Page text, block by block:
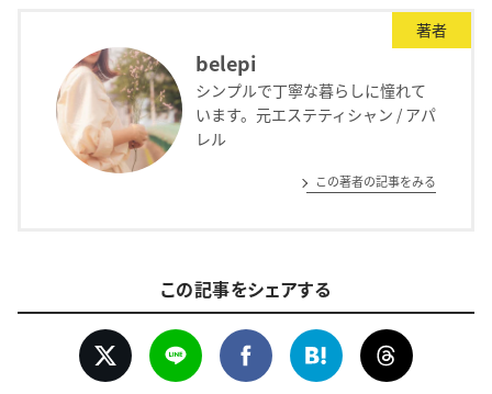
著者
belepi
シンプルで丁寧な暮らしに憧れて
います。元エステティシャン / アパ
レル
この著者の記事をみる
この記事をシェアする